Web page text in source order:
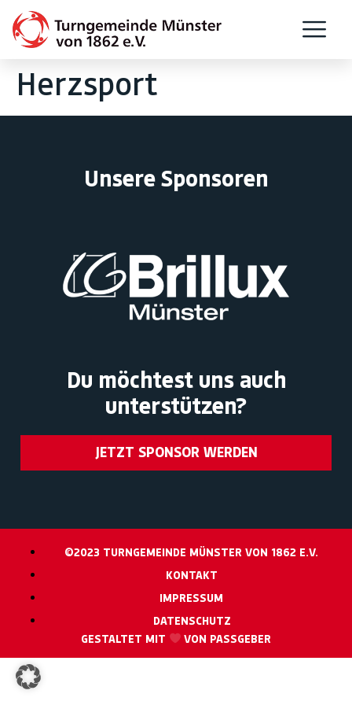
Herzsport
Unsere Sponsoren
Du möchtest uns auch
unterstützen?
JETZT SPONSOR WERDEN
©2023 TURNGEMEINDE MÜNSTER VON 1862 E.V.
KONTAKT
IMPRESSUM
DATENSCHUTZ
GESTALTET MIT
VON PASSGEBER